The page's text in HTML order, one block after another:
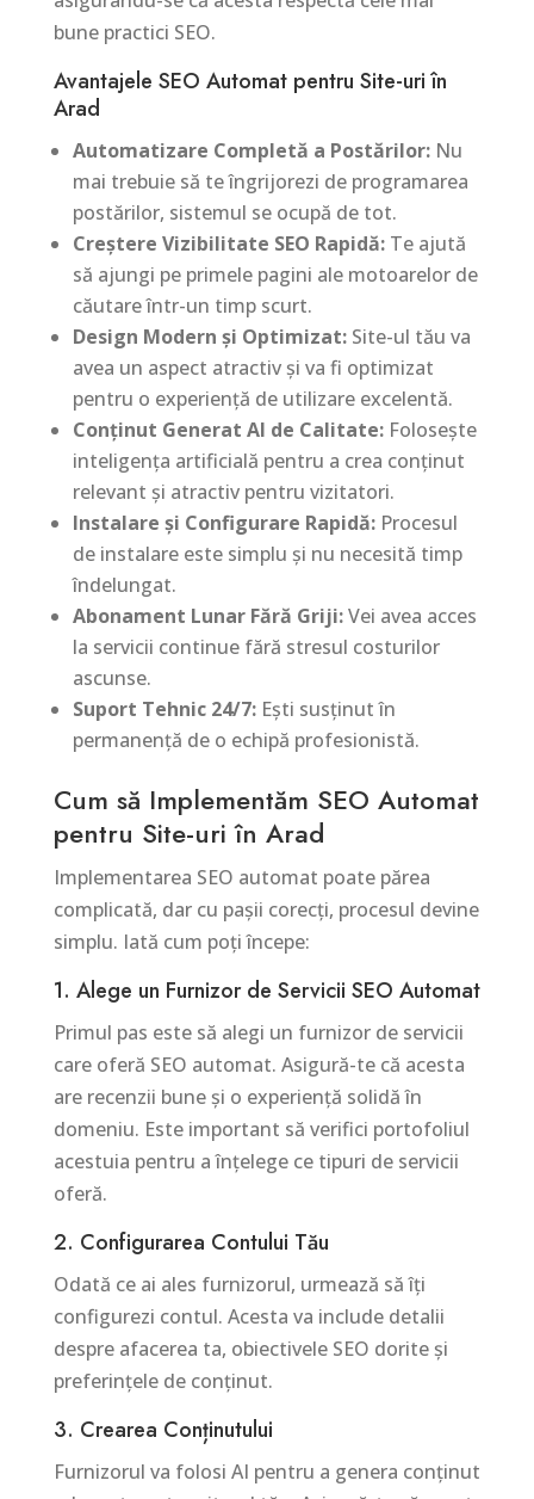
bune practici SEO.
Avantajele SEO Automat pentru Site-uri în
Arad
Automatizare Completă a Postărilor:Nu
mai trebuie să te îngrijorezi de programarea
postărilor, sistemul se ocupă de tot.
Creștere Vizibilitate SEO Rapidă:Te ajută
să ajungi pe primele pagini ale motoarelor de
căutare într-un timp scurt.
Design Modern și Optimizat:Site-ul tău va
avea un aspect atractiv și va fi optimizat
pentru o experiență de utilizare excelentă.
Conținut Generat AI de Calitate:Folosește
inteligența artificială pentru a crea conținut
relevant și atractiv pentru vizitatori.
Instalare și Configurare Rapidă:Procesul
de instalare este simplu și nu necesită timp
îndelungat.
Abonament Lunar Fără Griji:Vei avea acces
la servicii continue fără stresul costurilor
ascunse.
Suport Tehnic 24/7:Ești susținut în
permanență de o echipă profesionistă.
Cum să Implementăm SEO Automat
pentru Site-uri în Arad
Implementarea SEO automat poate părea
complicată, dar cu pașii corecți, procesul devine
simplu. Iată cum poți începe:
1. Alege un Furnizor de Servicii SEO Automat
Primul pas este să alegi un furnizor de servicii
care oferă SEO automat. Asigură-te că acesta
are recenzii bune și o experiență solidă în
domeniu. Este important să verifici portofoliul
acestuia pentru a înțelege ce tipuri de servicii
oferă.
2. Configurarea Contului Tău
Odată ce ai ales furnizorul, urmează să îți
configurezi contul. Acesta va include detalii
despre afacerea ta, obiectivele SEO dorite și
preferințele de conținut.
3. Crearea Conținutului
Furnizorul va folosi AI pentru a genera conținut